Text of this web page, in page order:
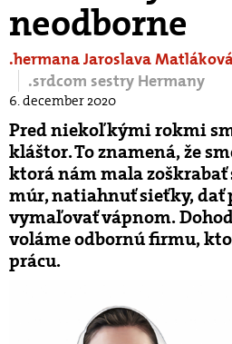
neodborne
.hermana Jaroslava
.srdcom sestry Hermany
6. december 2020
Pred niekoľkými rokmi
kláštor. To znamená, že
ktorá nám mala
múr, natiahnuť sieťky, dať
vymaľovať vápnom.
voláme odbornú firmu,
prácu.